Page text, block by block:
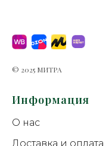
© 2025 МИТРА
Информация
О нас
Доставка и оплата